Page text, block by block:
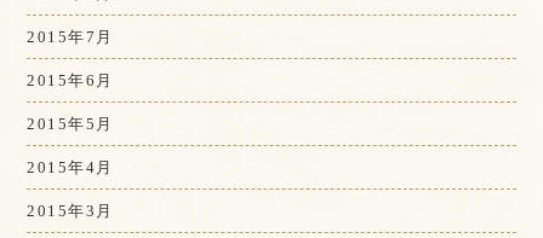
2015年7月
2015年6月
2015年5月
2015年4月
2015年3月